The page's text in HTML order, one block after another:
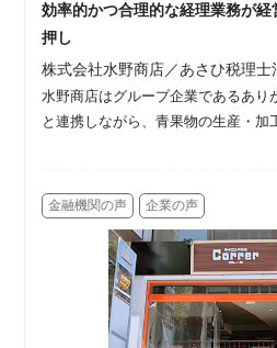
効率的かつ合理的な経理業務が
押し
株式会社水野商店／あさひ税理士
水野商店はグループ企業であるあり
と連携しながら、青果物の生産・加
金融機関の声 企業の声